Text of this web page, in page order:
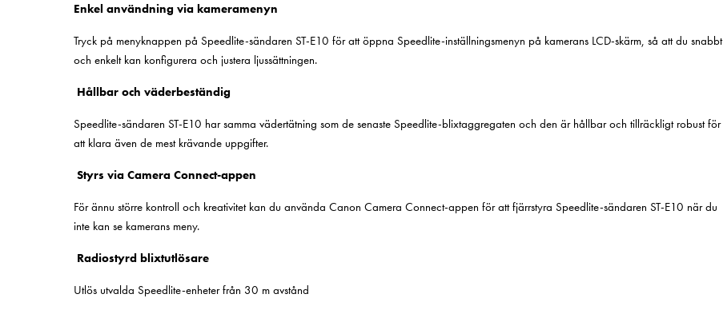
Enkel användning via kameramenyn
Tryck på menyknappen på Speedlite-sändaren ST-E10 för att öppna Speedlite-inställningsmenyn på kamerans LCD-skärm, så att du snabbt
och enkelt kan konfigurera och justera ljussättningen.
Hållbar och väderbeständig
Speedlite-sändaren ST-E10 har samma vädertätning som de senaste Speedlite-blixtaggregaten och den är hållbar och tillräckligt robust för
att klara även de mest krävande uppgifter.
Styrs via Camera Connect-appen
För ännu större kontroll och kreativitet kan du använda Canon Camera Connect-appen för att fjärrstyra Speedlite-sändaren ST-E10 när du
inte kan se kamerans meny.
Radiostyrd blixtutlösare
Utlös utvalda Speedlite-enheter från 30 m avstånd